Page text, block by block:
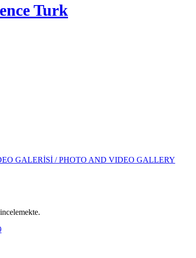
Turk
GALERİSİ / PHOTO AND VIDEO GALLERY